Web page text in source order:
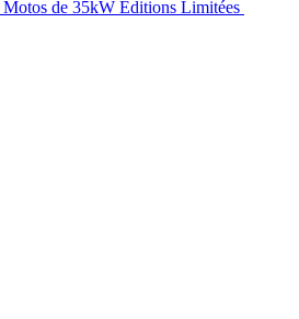
Motos de 35kW Éditions Limitées